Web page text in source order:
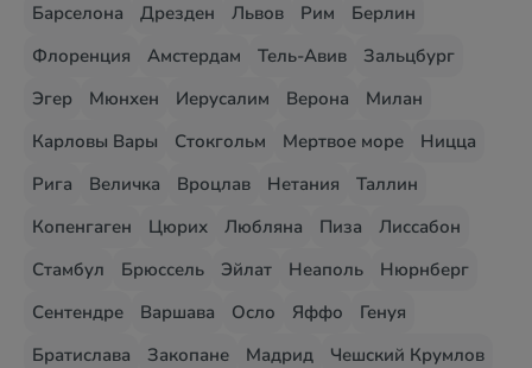
Барселона
Дрезден Львов Рим
Берлин
Флоренция
Амстердам Тель-Авив
Зальцбург
Эгер
Мюнхен Иерусалим Верона
Милан
Карловы Вары
Стокгольм Мертвое море
Ницца
Рига
Величка Вроцлав Нетания
Таллин
Копенгаген
Цюрих Любляна Пиза
Лиссабон
Стамбул
Брюссель Эйлат Неаполь
Нюрнберг
Сентендре
Варшава Осло Яффо
Генуя
Братислава
Закопане Мадрид
Чешский Крумлов